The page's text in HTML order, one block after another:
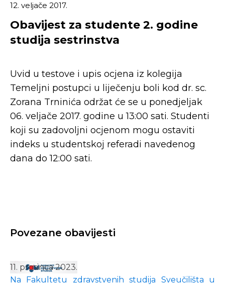
12. veljače 2017.
Obavijest za studente 2. godine
studija sestrinstva
Uvid u testove i upis ocjena iz kolegija
Temeljni postupci u liječenju boli kod dr. sc.
Zorana Trninića održat će se u ponedjeljak
06. veljače 2017. godine u 13:00 sati. Studenti
koji su zadovoljni ocjenom mogu ostaviti
indeks u studentskoj referadi navedenog
dana do 12:00 sati.
Povezane obavijesti
11. prosinca 2023.
Na Fakultetu zdravstvenih studija Sveučilišta u